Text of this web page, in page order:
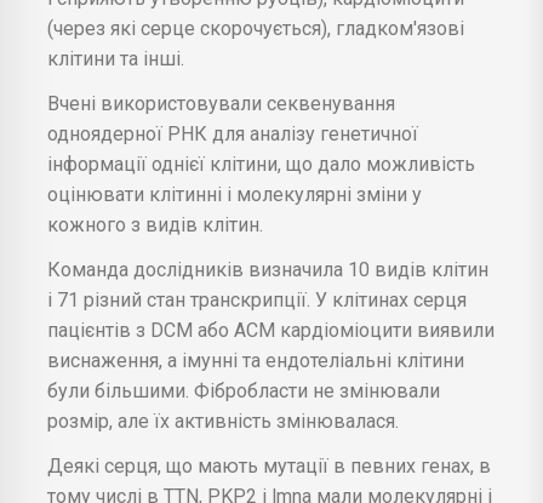
(через які серце скорочується), гладком'язові
клітини та інші.
Вчені використовували секвенування
одноядерної РНК для аналізу генетичної
інформації однієї клітини, що дало можливість
оцінювати клітинні і молекулярні зміни у
кожного з видів клітин.
Команда дослідників визначила 10 видів клітин
і 71 різний стан транскрипції. У клітинах серця
пацієнтів з DCM або ACM кардіоміоцити виявили
виснаження, а імунні та ендотеліальні клітини
були більшими. Фібробласти не змінювали
розмір, але їх активність змінювалася.
Деякі серця, що мають мутації в певних генах, в
тому числі в TTN, PKP2 і lmna мали молекулярні і